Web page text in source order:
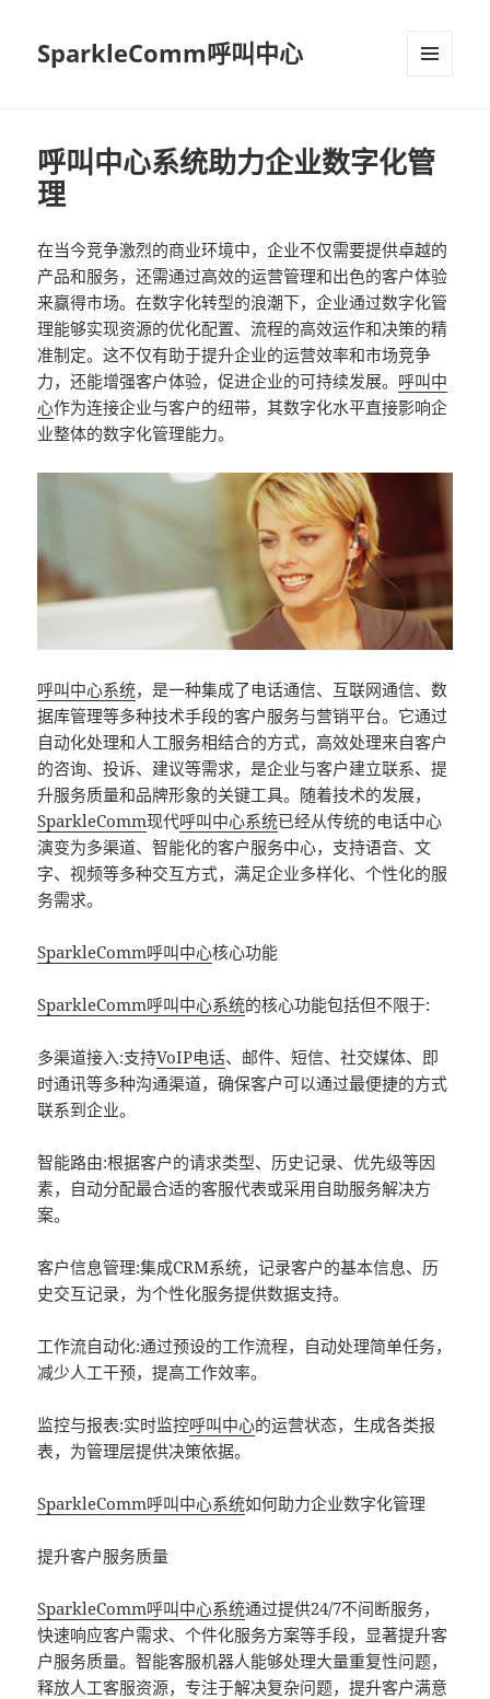
SparkleComm呼叫中心
呼叫中心系统助力企业数字化管
理
在当今竞争激烈的商业环境中，企业不仅需要提供卓越的
产品和服务，还需通过高效的运营管理和出色的客户体验
来赢得市场。在数字化转型的浪潮下，企业通过数字化管
理能够实现资源的优化配置、流程的高效运作和决策的精
准制定。这不仅有助于提升企业的运营效率和市场竞争
力，还能增强客户体验，促进企业的可持续发展。 呼叫中
心作为连接企业与客户的纽带，其数字化水平直接影响企
业整体的数字化管理能力。
呼叫中心系统，是一种集成了电话通信、互联网通信、数
据库管理等多种技术手段的客户服务与营销平台。它通过
自动化处理和人工服务相结合的方式，高效处理来自客户
的咨询、投诉、建议等需求，是企业与客户建立联系、提
升服务质量和品牌形象的关键工具。随着技术的发展，
SparkleComm现代呼叫中心系统已经从传统的电话中心
演变为多渠道、智能化的客户服务中心，支持语音、文
字、视频等多种交互方式，满足企业多样化、个性化的服
务需求。
SparkleComm呼叫中心核心功能
SparkleComm呼叫中心系统的核心功能包括但不限于:
多渠道接入:支持VoIP电话、邮件、短信、社交媒体、即
时通讯等多种沟通渠道，确保客户可以通过最便捷的方式
联系到企业。
智能路由:根据客户的请求类型、历史记录、优先级等因
素，自动分配最合适的客服代表或采用自助服务解决方
案。
客户信息管理:集成CRM系统，记录客户的基本信息、历
史交互记录，为个性化服务提供数据支持。
工作流自动化:通过预设的工作流程，自动处理简单任务，
减少人工干预，提高工作效率。
监控与报表:实时监控呼叫中心的运营状态，生成各类报
表，为管理层提供决策依据。
SparkleComm呼叫中心系统如何助力企业数字化管理
提升客户服务质量
SparkleComm呼叫中心系统通过提供24/7不间断服务，
快速响应客户需求、个件化服务方案等手段，显著提升客
户服务质量。智能客服机器人能够处理大量重复性问题，
释放人工客服资源，专注于解决复杂问题，提升客户满意